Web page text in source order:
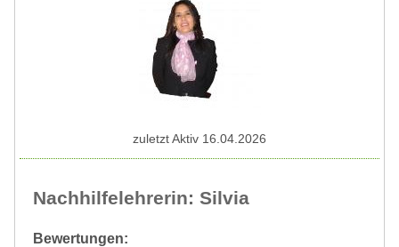
Nachhilfelehrerin: Silvia
Bewertungen:
zuletzt Aktiv 16.04.2026